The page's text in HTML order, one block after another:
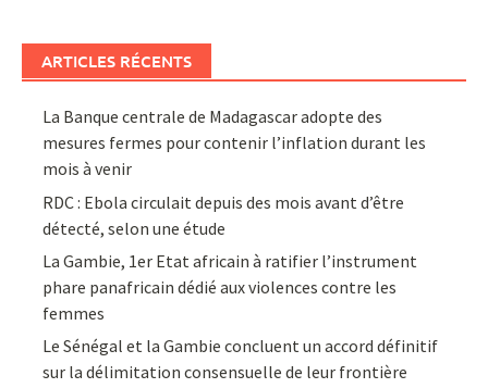
ARTICLES RÉCENTS
La Banque centrale de Madagascar adopte des
mesures fermes pour contenir l’inflation durant les
mois à venir
RDC : Ebola circulait depuis des mois avant d’être
détecté, selon une étude
La Gambie, 1er Etat africain à ratifier l’instrument
phare panafricain dédié aux violences contre les
femmes
Le Sénégal et la Gambie concluent un accord définitif
sur la délimitation consensuelle de leur frontière